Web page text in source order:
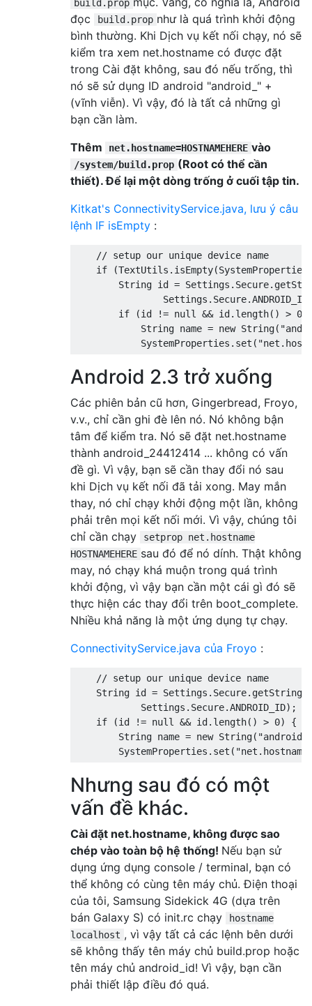
build.prop
đọc
build.prop như là quá trình khởi động
bình thường. Khi Dịch vụ kết nối chạy, nó sẽ
kiểm tra xem net.hostname có được đặt
trong Cài đặt không, sau đó nếu trống, thì
nó sẽ sử dụng ID android "android_" +
(vĩnh viễn). Vì vậy, đó là tất cả những gì
bạn cần làm.
Thêm
net.hostname=HOSTNAMEHERE vào
/system/build.prop (Root có thể cần
thiết). Để lại một dòng trống ở cuối tập tin.
Kitkat's ConnectivityService.java, lưu ý câu
lệnh IF isEmpty :
    // setup our unique device name
if
String id =
if (id != null && id.length() > 0)
String name = new
Android 2.3 trở xuống
Các phiên bản cũ hơn, Gingerbread, Froyo,
v.v., chỉ cần ghi đè lên nó. Nó không bận
tâm để kiểm tra. Nó sẽ đặt net.hostname
thành android_24412414 ... không có vấn
đề gì. Vì vậy, bạn sẽ cần thay đổi nó sau
khi Dịch vụ kết nối đã tải xong. May mắn
thay, nó chỉ chạy khởi động một lần, không
phải trên mọi kết nối mới. Vì vậy, chúng tôi
chỉ cần chạy
setprop net.hostname
HOSTNAMEHERE sau đó để nó dính. Thật không
may, nó chạy khá muộn trong quá trình
khởi động, vì vậy bạn cần một cái gì đó sẽ
thực hiện các thay đổi trên boot_complete.
Nhiều khả năng là một ứng dụng tự chạy.
ConnectivityService.java của Froyo :
    // setup our unique device name
String id =
            Settings.Secure.ANDROID_ID);
    if (id != null && id.length() > 0) {
String name = new
Nhưng sau đó có một
vấn đề khác.
Cài đặt net.hostname, không được sao
chép vào toàn bộ hệ thống! Nếu bạn sử
dụng ứng dụng console / terminal, bạn có
thể không có cùng tên máy chủ. Điện thoại
của tôi, Samsung Sidekick 4G (dựa trên
bán Galaxy S) có init.rc chạy
hostname
localhost , vì vậy tất cả các lệnh bên dưới
sẽ không thấy tên máy chủ build.prop hoặc
tên máy chủ android_id! Vì vậy, bạn cần
phải thiết lập điều đó quá.